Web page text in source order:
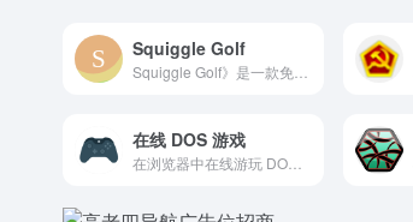
Squiggle Golf
在线 DOS 游戏